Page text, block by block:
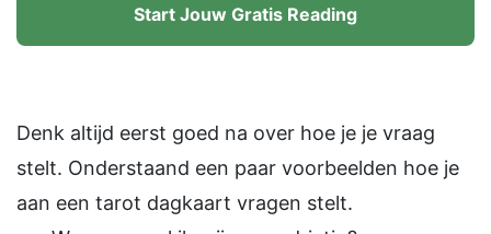
Start Jouw Gratis Reading
Denk altijd eerst goed na over hoe je je vraag
stelt. Onderstaand een paar voorbeelden hoe je
aan een tarot dagkaart vragen stelt.